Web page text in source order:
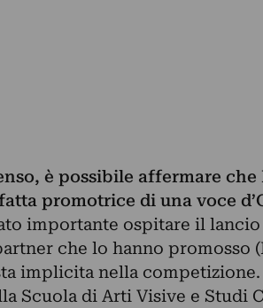
è possibile affermare
promotrice di una voce
importante ospitare il
che lo hanno promosso
implicita nella
Scuola di Arti Visive e Studi